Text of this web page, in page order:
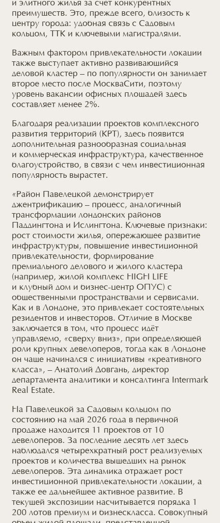
и элитногожилья за счет конкурентных
преимуществ. Это, прежде всего, близость к
центру города: удобная связь с Садовым
кольцом, ТТК и ключевыми магистралями.
Важным фактором привлекательности локации
также выступает активно развивающийся
деловой кластер – по популярности он занимает
второе место после МоскваСити, поэтому
уровень вакансии офисных площадей здесь
составляет менее 2%.
Благодаря реализации проектов комплексного
развития территорий (КРТ), здесь появится
дополнительная разнообразная социальная
и коммерческая инфраструктура, качественное
благоустройство, в связи с чем инвестиционная
популярность вырастет.
«Район Павелецкой демонстрирует
джентрификацию – процесс, аналогичный
трансформации лондонских районов
Паддингтона и Ислингтона. Ключевые признаки:
рост стоимости жилья, опережающее развитие
инфраструктуры, повышение инвестиционной
привлекательности, формирование
премиального делового и жилогокластера
(например, жилой комплекс HIGH LIFE
и клубный дом и бизнес-центр ОПУС) с
общественными пространствами и сервисами.
Как и в Лондоне, это привлекает состоятельных
резидентов и инвесторов. Отличие в Москве
заключается в том, что процесс идёт
управляемо, «сверху вниз», при определяющей
роли крупных девелоперов, тогда как в Лондоне
он чаще начинался с инициативы «креативного
класса», – Анатолий Довгань, директор
департамента аналитики и консалтингаIntermark
Real Estate.
На Павелецкой за Садовым кольцом по
состоянию на май 2026 года в первичной
продаже находится 11 проектов от 10
девелоперов. За последние десять лет здесь
наблюдался четырехкратный рост реализуемых
проектов и количествавышедших на рынок
девелоперов. Эта динамика отражает рост
инвестиционной привлекательности локации, а
также ее дальнейшее активное развитие. В
текущей экспозиции насчитывается порядка 1
200 лотов премиум и бизнескласса. Совокупный